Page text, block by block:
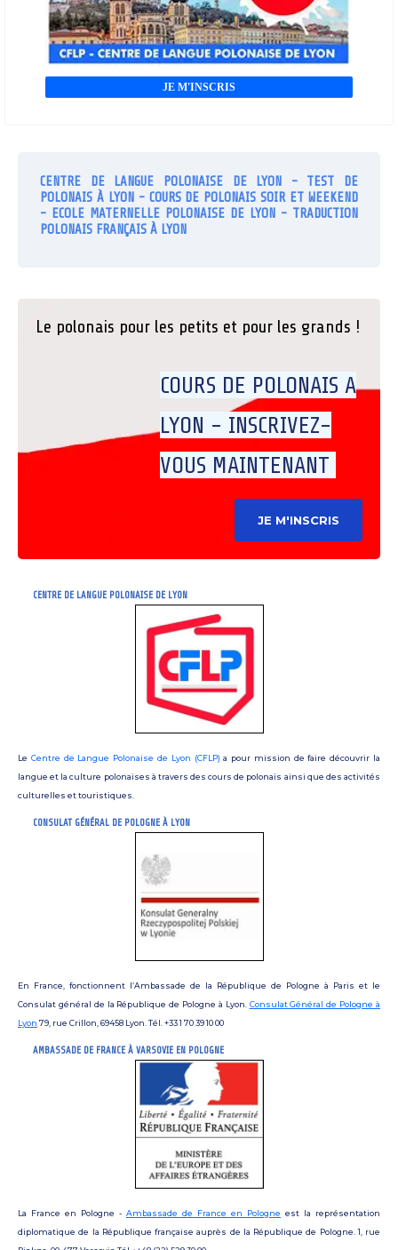
JE M'INSCRIS
CENTRE DE LANGUE POLONAISE DE LYON - TEST DE
POLONAIS À LYON - COURS DE POLONAIS SOIR ET WEEKEND
- ECOLE MATERNELLE POLONAISE DE LYON - TRADUCTION
POLONAIS FRANÇAIS À LYON
Le polonais pour les petits et pour les grands !
COURS DE POLONAIS A
LYON - INSCRIVEZ-
VOUS MAINTENANT
JE M'INSCRIS
CENTRE DE LANGUE POLONAISE DE LYON
Le Centre de Langue Polonaise de Lyon (CFLP) a pour mission de faire découvrir la
langue et la culture polonaises à travers des cours de polonais ainsi que des activités
culturelles et touristiques.
CONSULAT GÉNÉRAL DE POLOGNE À LYON
En France, fonctionnent l’Ambassade de la République de Pologne à Paris et le
Consulat général de la République de Pologne à Lyon. Consulat Général de Pologne à
Lyon 79, rue Crillon, 69458 Lyon. Tél. +33 1 70 39 10 00
AMBASSADE DE FRANCE À VARSOVIE EN POLOGNE
La France en Pologne - Ambassade de France en Pologne est la représentation
diplomatique de la République française auprès de la République de Pologne. 1, rue